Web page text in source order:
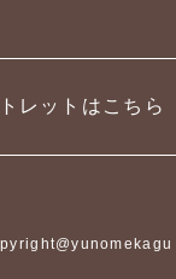
レットはこちら